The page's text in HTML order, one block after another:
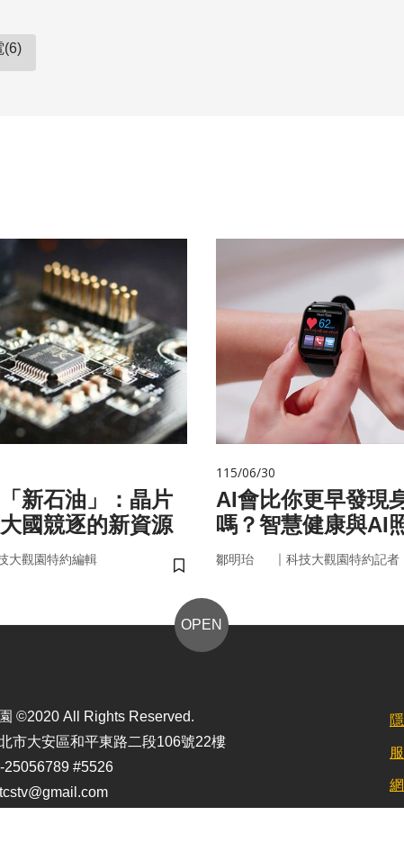
(6)
新石油」：晶片
國競逐的新資源
大觀園特約編輯
儲存書籤
115/06/30
AI會比你更早發現
嗎？智慧健康與AI
來
鄒明珆 ｜ 科技大觀園特約記者
OPEN
©2020 All Rights Reserved.
市大安區和平東路二段106號22樓
25056789 #5526